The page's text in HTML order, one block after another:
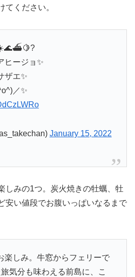
てください。
☀️🌊⛴️🍋?
ヒージョ✨
ザエ✨
／✨
January 15, 2022
しみの1つ。炭火焼きの牡蠣、牡
安い値段でお腹いっぱいなるまで
楽しみ。牛窓からフェリーで
気分も味わえる前島に、こ